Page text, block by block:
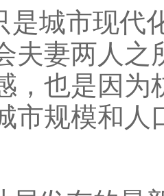
是城市现代
夫妻两人
，也是因
市规模和